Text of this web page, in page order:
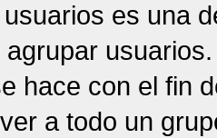
es una
hace con el fin
a todo un